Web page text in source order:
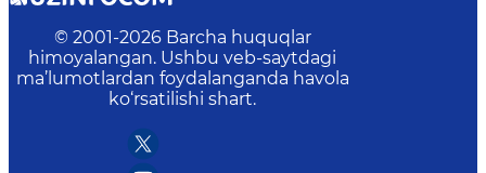
© 2001-2026 Barcha huquqlar
himoyalangan. Ushbu veb-saytdagi
ma’lumotlardan foydalanganda havola
ko‘rsatilishi shart.